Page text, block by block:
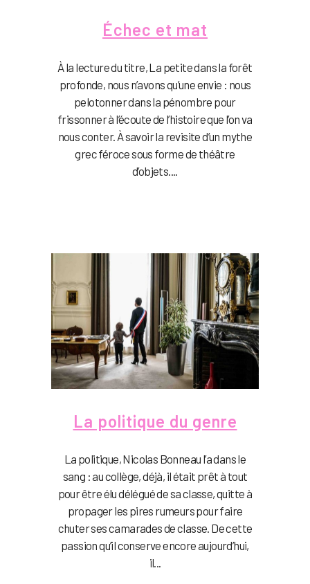
Échec et mat
À la lecture du titre, La petite dans la forêt
profonde, nous n’avons qu’une envie : nous
pelotonner dans la pénombre pour
frissonner à l’écoute de l’histoire que l’on va
nous conter. À savoir la revisite d’un mythe
grec féroce sous forme de théâtre
d’objets....
La politique du genre
La politique, Nicolas Bonneau l’a dans le
sang : au collège, déjà, il était prêt à tout
pour être élu délégué de sa classe, quitte à
propager les pires rumeurs pour faire
chuter ses camarades de classe. De cette
passion qu’il conserve encore aujourd’hui,
il...